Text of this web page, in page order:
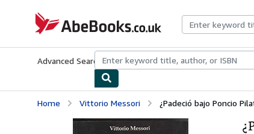
AbeBooks.co.uk
Advanced Search Browse CollectionsRare BooksArt &
Home Vittorio Messori ¿Padeció bajo Poncio